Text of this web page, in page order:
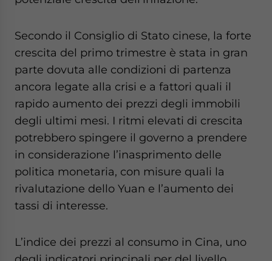
Secondo il Consiglio di Stato cinese, la forte
crescita del primo trimestre è stata in gran
parte dovuta alle condizioni di partenza
ancora legate alla crisi e a fattori quali il
rapido aumento dei prezzi degli immobili
degli ultimi mesi. I ritmi elevati di crescita
potrebbero spingere il governo a prendere
in considerazione l’inasprimento delle
politica monetaria, con misure quali la
rivalutazione dello Yuan e l’aumento dei
tassi di interesse.
L’indice dei prezzi al consumo in Cina, uno
- case sensitive